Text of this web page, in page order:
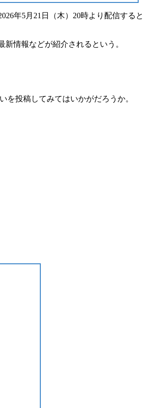
年5月21日（木）20時より配信すると
新情報などが紹介されるという。
を投稿してみてはいかがだろうか。